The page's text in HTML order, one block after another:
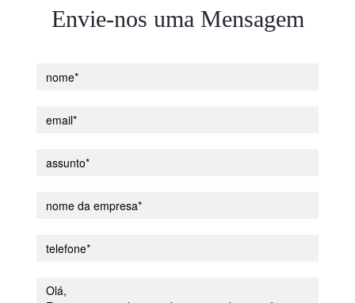
Envie-nos uma Mensagem